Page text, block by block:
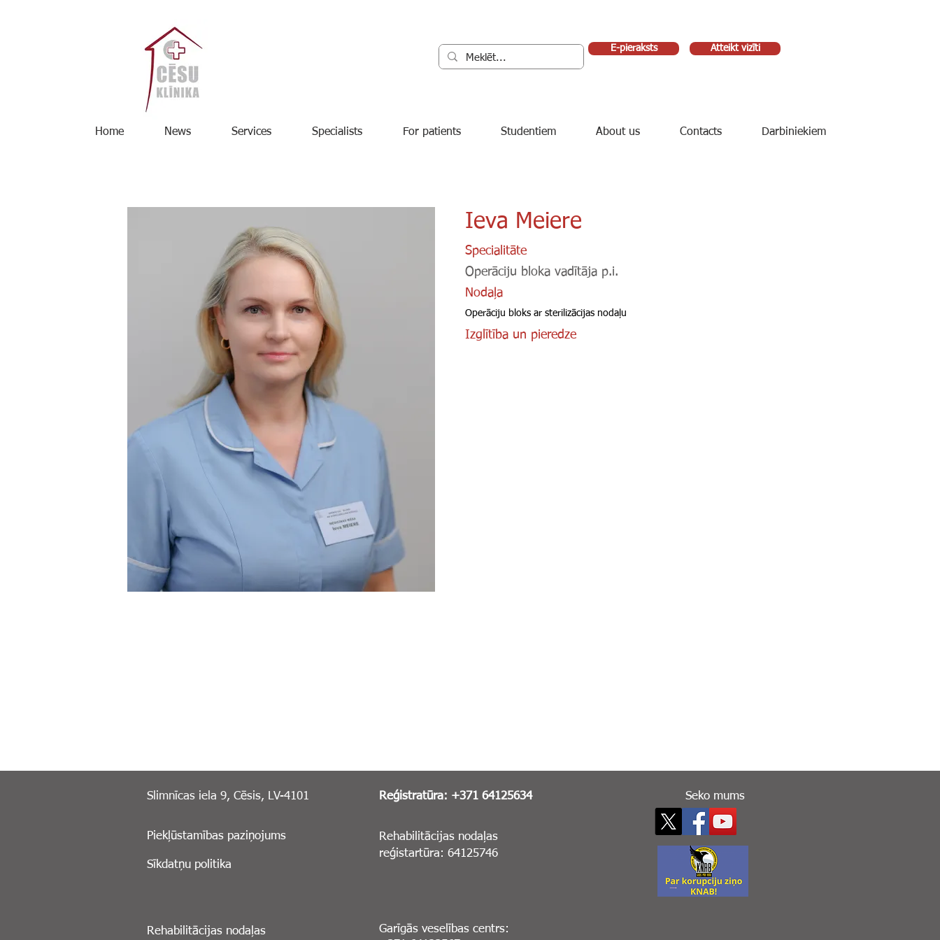
E-pieraksts Atteikt vizīti
Home News Services Specialists For patients Studentiem About us Contacts Darbiniekiem
Ieva Meiere
Specialitāte
Operāciju bloka vadītāja p.i.
Nodaļa
Operāciju bloks ar sterilizācijas nodaļu
Izglītība un pieredze
Slimnīcas iela 9, Cēsis, LV-4101 Reģistratūra: +371 64125634
Piekļūstamības paziņojums
Sīkdatņu politika
Rehabilitācijas nodaļas
reģistartūra: 64125746
Rehabilitācijas nodaļas
Garīgās veselības centrs:
Seko mums